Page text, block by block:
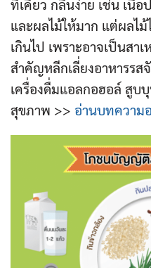
ที่เคี้ยว กลืนง่าย เช่น เนื้
และผลไม้ให้มาก แต่ผลไ
เกินไป เพราะอาจเป็นสา
สำคัญหลีกเลี่ยงอาหารรส
เครื่องดื่มแอลกอฮอล์ สูบ
สุขภาพ >> อ่านบทความ